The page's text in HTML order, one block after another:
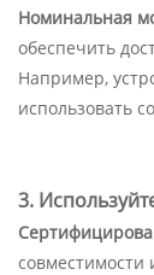
Номинальная
обеспечить
Например,
использовать
3.
совместимости